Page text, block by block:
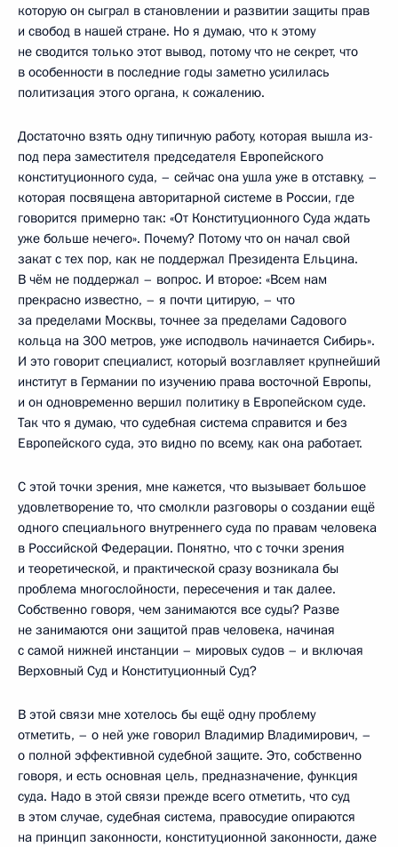
которую он сыграл в становлении и развитии защиты прав
и свобод в нашей стране. Но я думаю, что к этому
не сводится только этот вывод, потому что не секрет, что
в особенности в последние годы заметно усилилась
политизация этого органа, к сожалению.
Достаточно взять одну типичную работу, которая вышла из-
под пера заместителя председателя Европейского
конституционного суда, – сейчас она ушла уже в отставку, –
которая посвящена авторитарной системе в России, где
говорится примерно так: «От Конституционного Суда ждать
уже больше нечего». Почему? Потому что он начал свой
закат с тех пор, как не поддержал Президента Ельцина.
В чём не поддержал – вопрос. И второе: «Всем нам
прекрасно известно, – я почти цитирую, – что
за пределами Москвы, точнее за пределами Садового
кольца на 300 метров, уже исподволь начинается Сибирь».
И это говорит специалист, который возглавляет крупнейший
институт в Германии по изучению права восточной Европы,
и он одновременно вершил политику в Европейском суде.
Так что я думаю, что судебная система справится и без
Европейского суда, это видно по всему, как она работает.
С этой точки зрения, мне кажется, что вызывает большое
удовлетворение то, что смолкли разговоры о создании ещё
одного специального внутреннего суда по правам человека
в Российской Федерации. Понятно, что с точки зрения
и теоретической, и практической сразу возникала бы
проблема многослойности, пересечения и так далее.
Собственно говоря, чем занимаются все суды? Разве
не занимаются они защитой прав человека, начиная
с самой нижней инстанции – мировых судов – и включая
Верховный Суд и Конституционный Суд?
В этой связи мне хотелось бы ещё одну проблему
отметить, – о ней уже говорил Владимир Владимирович, –
о полной эффективной судебной защите. Это, собственно
говоря, и есть основная цель, предназначение, функция
суда. Надо в этой связи прежде всего отметить, что суд
в этом случае, судебная система, правосудие опираются
на принцип законности, конституционной законности, даже